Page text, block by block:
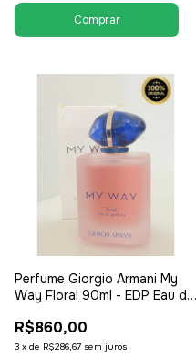
Perfume Giorgio Armani My
Way Floral 90ml - EDP Eau de
R$860,00
3 x de R$286,67 sem juros